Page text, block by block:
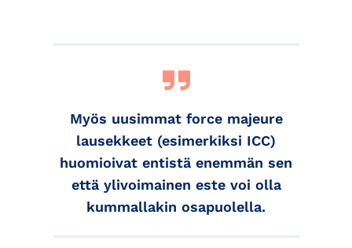
Myös uusimmat force majeure
lausekkeet (esimerkiksi ICC)
huomioivat entistä enemmän sen
että ylivoimainen este voi olla
kummallakin osapuolella.